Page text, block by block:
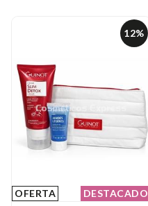
12%
OFERTA
DESTACADO